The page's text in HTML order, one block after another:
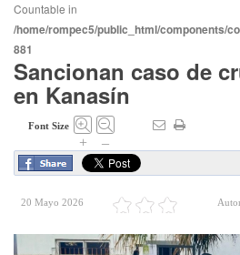
Countable in
/home/rompec5/public_html/components/
881
Sancionan caso de
en Kanasín
Font Size
+ –
20 Mayo 2026